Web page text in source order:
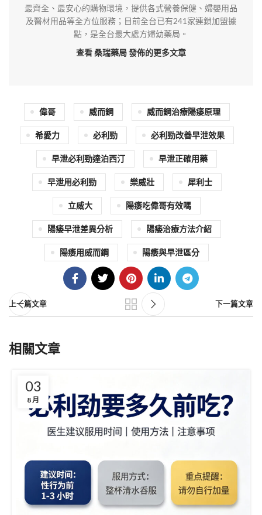
最齊全、最安心的購物環境，提供各式營養保健、婦嬰用品
及醫材用品等全方位服務；目前全台已有241家連鎖加盟據
點，是全台最大處方婦幼藥局。
查看 桑瑞藥局發佈的更多文章
偉哥 威而鋼 威而鋼治療陽痿原理
希愛力 必利勁 必利勁改善早泄效果
早泄必利勁達泊西汀 早泄正確用藥
早泄用必利勁 樂威壯 犀利士
立威大 陽痿吃偉哥有效嗎
陽痿早泄差異分析 陽痿治療方法介紹
陽痿用威而鋼 陽痿與早泄區分
上一篇文章 下一篇文章
相關文章
03
8 月